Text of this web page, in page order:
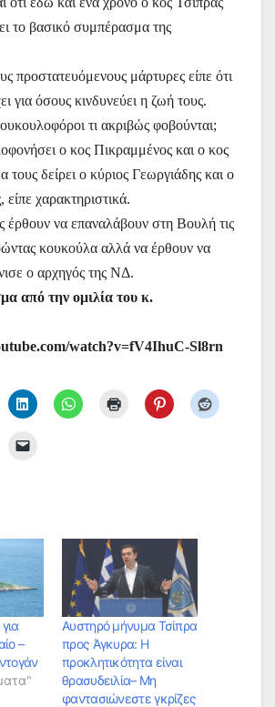
το βασικό συμπέρασμα της
προστατευόμενους μάρτυρες είπε ότι
για όσους κινδυνεύει η ζωή τους.
τι ακριβώς φοβούνται;
ο κος Πικραμμένος και ο κος
τους δείρει ο κύριος Γεωργιάδης και ο
χαρακτηριστικά.
έρθουν να επαναλάβουν στη Βουλή τις
κουκούλα αλλά να έρθουν να
ο αρχηγός της ΝΔ.
από την ομιλία του κ.
watch?v=fV4IhuC-Sl8rn
–
Αυστηρό μήνυμα Τσίπρα
προς Άγκυρα: Η
προκλητικότητα είναι
θρασυδειλία– Μη
φαντασιώνεστε γκρίζες